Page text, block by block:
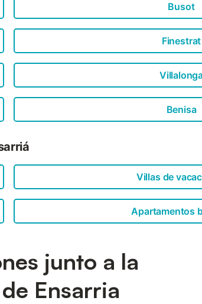
Busot
Finestrat
Benisa
Villas de
Apartamentos
junto a la
Ensarria